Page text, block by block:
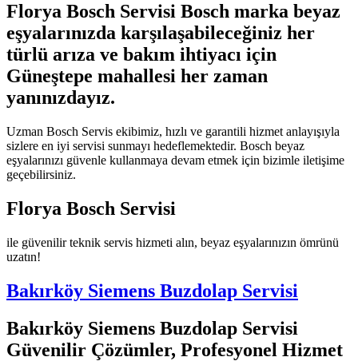
Florya Bosch Servisi Bosch marka beyaz
eşyalarınızda karşılaşabileceğiniz her
türlü arıza ve bakım ihtiyacı için
Güneştepe mahallesi her zaman
yanınızdayız.
Uzman Bosch Servis ekibimiz, hızlı ve garantili hizmet anlayışıyla
sizlere en iyi servisi sunmayı hedeflemektedir. Bosch beyaz
eşyalarınızı güvenle kullanmaya devam etmek için bizimle iletişime
geçebilirsiniz.
Florya Bosch Servisi
ile güvenilir teknik servis hizmeti alın, beyaz eşyalarınızın ömrünü
uzatın!
Bakırköy Siemens Buzdolap Servisi
Bakırköy Siemens Buzdolap Servisi
Güvenilir Çözümler, Profesyonel Hizmet